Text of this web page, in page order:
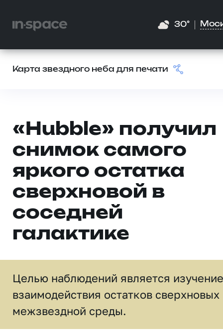
30°
Карта звездного неба для печати
«Hubble» получил
снимок самого
яркого остатка
сверхновой в
соседней
галактике
Целью наблюдений является изучение
взаимодействия остатков сверхновых
межзвездной среды.